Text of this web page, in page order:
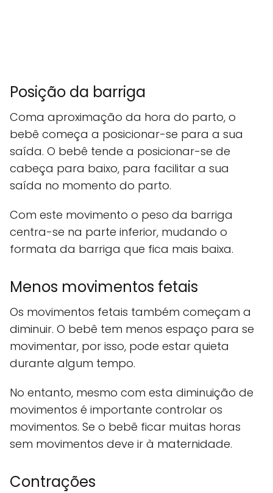
Posição da barriga
Coma aproximação da hora do parto, o
bebê começa a posicionar-se para a sua
saída. O bebê tende a posicionar-se de
cabeça para baixo, para facilitar a sua
saída no momento do parto.
Com este movimento o peso da barriga
centra-se na parte inferior, mudando o
formata da barriga que fica mais baixa.
Menos movimentos fetais
Os movimentos fetais também começam a
diminuir. O bebê tem menos espaço para se
movimentar, por isso, pode estar quieta
durante algum tempo.
No entanto, mesmo com esta diminuição de
movimentos é importante controlar os
movimentos. Se o bebê ficar muitas horas
sem movimentos deve ir à maternidade.
Contrações